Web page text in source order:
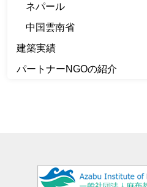
ネパール
中国雲南省
建築実績
パートナーNGOの紹介